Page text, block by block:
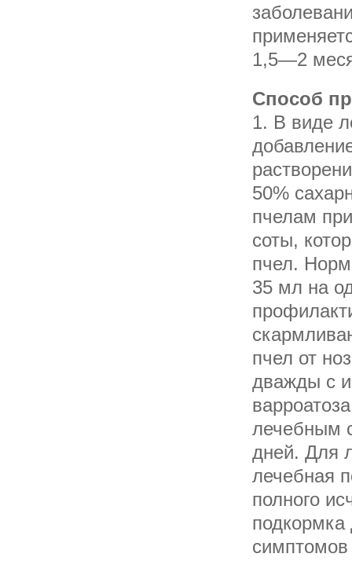
1,5—2
Способ
1. В виде
50%
пчелам
соты,
пчел.
35 мл на
пчел от
дважды с
лечебным
дней. Для
лечебная
полного
подкормка